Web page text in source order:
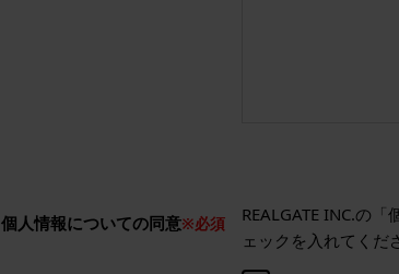
個人情報についての同意※必須
REALGATE INC.の
ェックを入れてくだ